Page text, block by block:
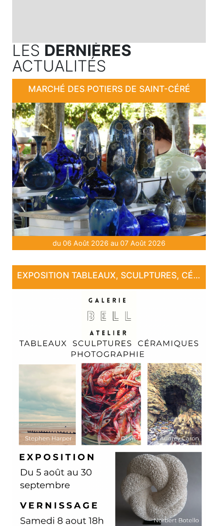
LES DERNIÈRES
ACTUALITÉS
MARCHÉ DES POTIERS DE SAINT-CÉRÉ
du 06 Août 2026 au 07 Août 2026
EXPOSITION TABLEAUX, SCULPTURES, CÉRAMIQUE, PHOTOGRAPHIE